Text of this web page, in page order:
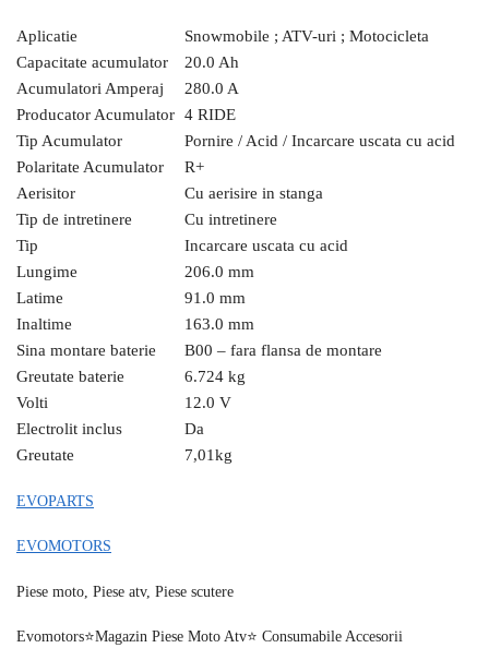
Aplicatie Snowmobile ; ATV-uri ; Motocicleta
Capacitate acumulator
20.0 Ah
Acumulatori Amperaj
280.0 A
Producator Acumulator 4 RIDE
Tip Acumulator
Pornire /Acid / Incarcare uscata cu acid
Polaritate Acumulator
R+
Aerisitor
Cu aerisire in stanga
Tip de intretinere
Cu intretinere
Tip
Incarcare uscata cu acid
Lungime
206.0 mm
Latime
91.0 mm
Inaltime
163.0 mm
Sina montare baterie
B00 – fara flansa de montare
Greutate baterie
6.724 kg
Volti
12.0 V
Electrolit inclus
Da
Greutate
7,01kg
EVOPARTS
EVOMOTORS
Piese moto, Piese atv, Piese scutere
Evomotors⭐️Magazin Piese Moto Atv⭐️ Consumabile Accesorii